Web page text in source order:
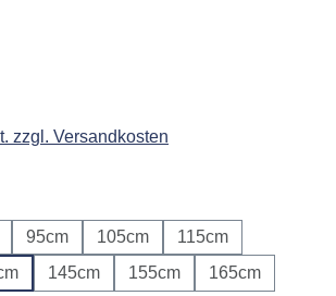
zzgl. Versandkosten
95cm 105cm
115cm
145cm 155cm 165cm